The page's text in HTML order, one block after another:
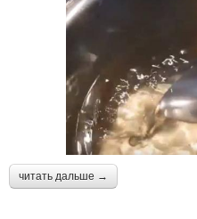
читать дальше →